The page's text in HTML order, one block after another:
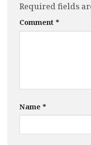
Required fields
Comment *
Name *